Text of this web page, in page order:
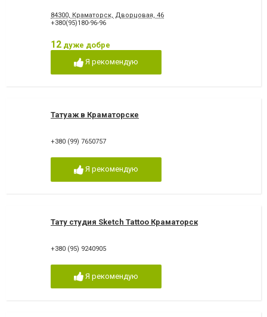
84300, Краматорск, Дворцовая, 46
+380(95)180-96-96
12 дуже добре
Я рекомендую
Татуаж в Краматорске
+380 (99) 7650757
Я рекомендую
Тату студия Sketch Tattoo Краматорск
+380 (95) 9240905
Я рекомендую